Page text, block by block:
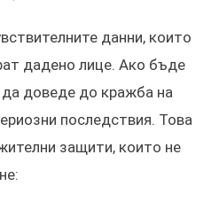
данни, които
дадено лице. Ако бъде
доведе до кражба на
последствия. Това
защити, които не